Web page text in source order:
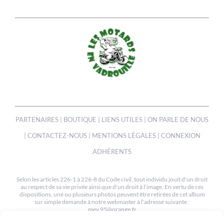
PARTENAIRES BOUTIQUE LIENS UTILES
ON PARLE DE NOUS
CONTACTEZ-NOUS| MENTIONS LÉGALES| CONNEXION
ADHÉRENTS
Selon les articles 226-1 à 226-8 du Code civil, tout individu jouit d'un droit
au respect de sa vie privée ainsi que d'un droit à l'image. En vertu de ces
dispositions, une ou plusieurs photos peuvent être retirées de cet album
sur simple demande à notre webmaster à l'adresse suivante :
mev.95@orange.fr